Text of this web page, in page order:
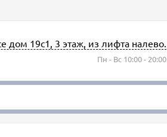
дом 19с1, 3 этаж, из лифта налево.
Пн - Вс 10:00 - 20:00